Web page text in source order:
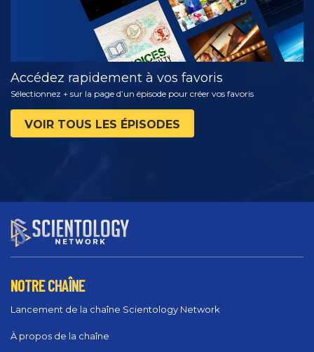
Accédez rapidement à vos favoris
Sélectionnez + sur la page d’un épisode pour créer vos favoris
VOIR TOUS LES ÉPISODES
NOTRE CHAÎNE
Lancement de la chaîne Scientology Network
À propos de la chaîne